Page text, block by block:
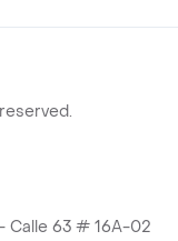
Calle 63 # 16A-02